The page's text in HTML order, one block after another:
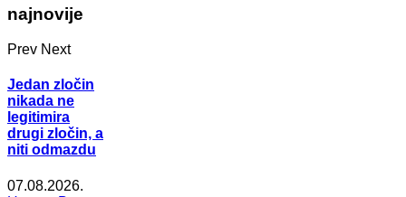
najnovije
Prev Next
Jedan zločin
nikada ne
legitimira
drugi zločin, a
niti odmazdu
07.08.2026.